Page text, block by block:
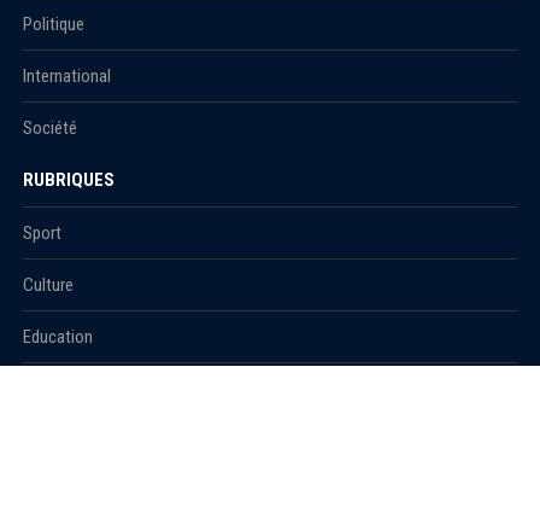
Politique
International
Société
RUBRIQUES
Sport
Culture
Education